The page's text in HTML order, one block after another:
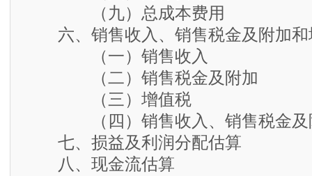
（九）总成本费用
六、销售收入、销售税金及附加和
（一）销售收入
（二）销售税金及附加
（三）增值税
（四）销售收入、销售税金及附
七、损益及利润分配估算
八、现金流估算